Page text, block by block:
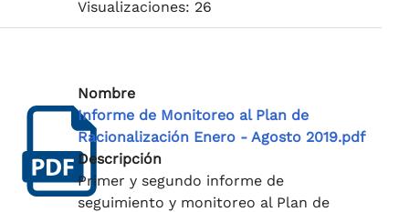
Visualizaciones: 26
Nombre
Informe de Monitoreo al Plan de
Racionalización Enero - Agosto 2019.pdf
Descripción
Primer y segundo informe de
seguimiento y monitoreo al Plan de